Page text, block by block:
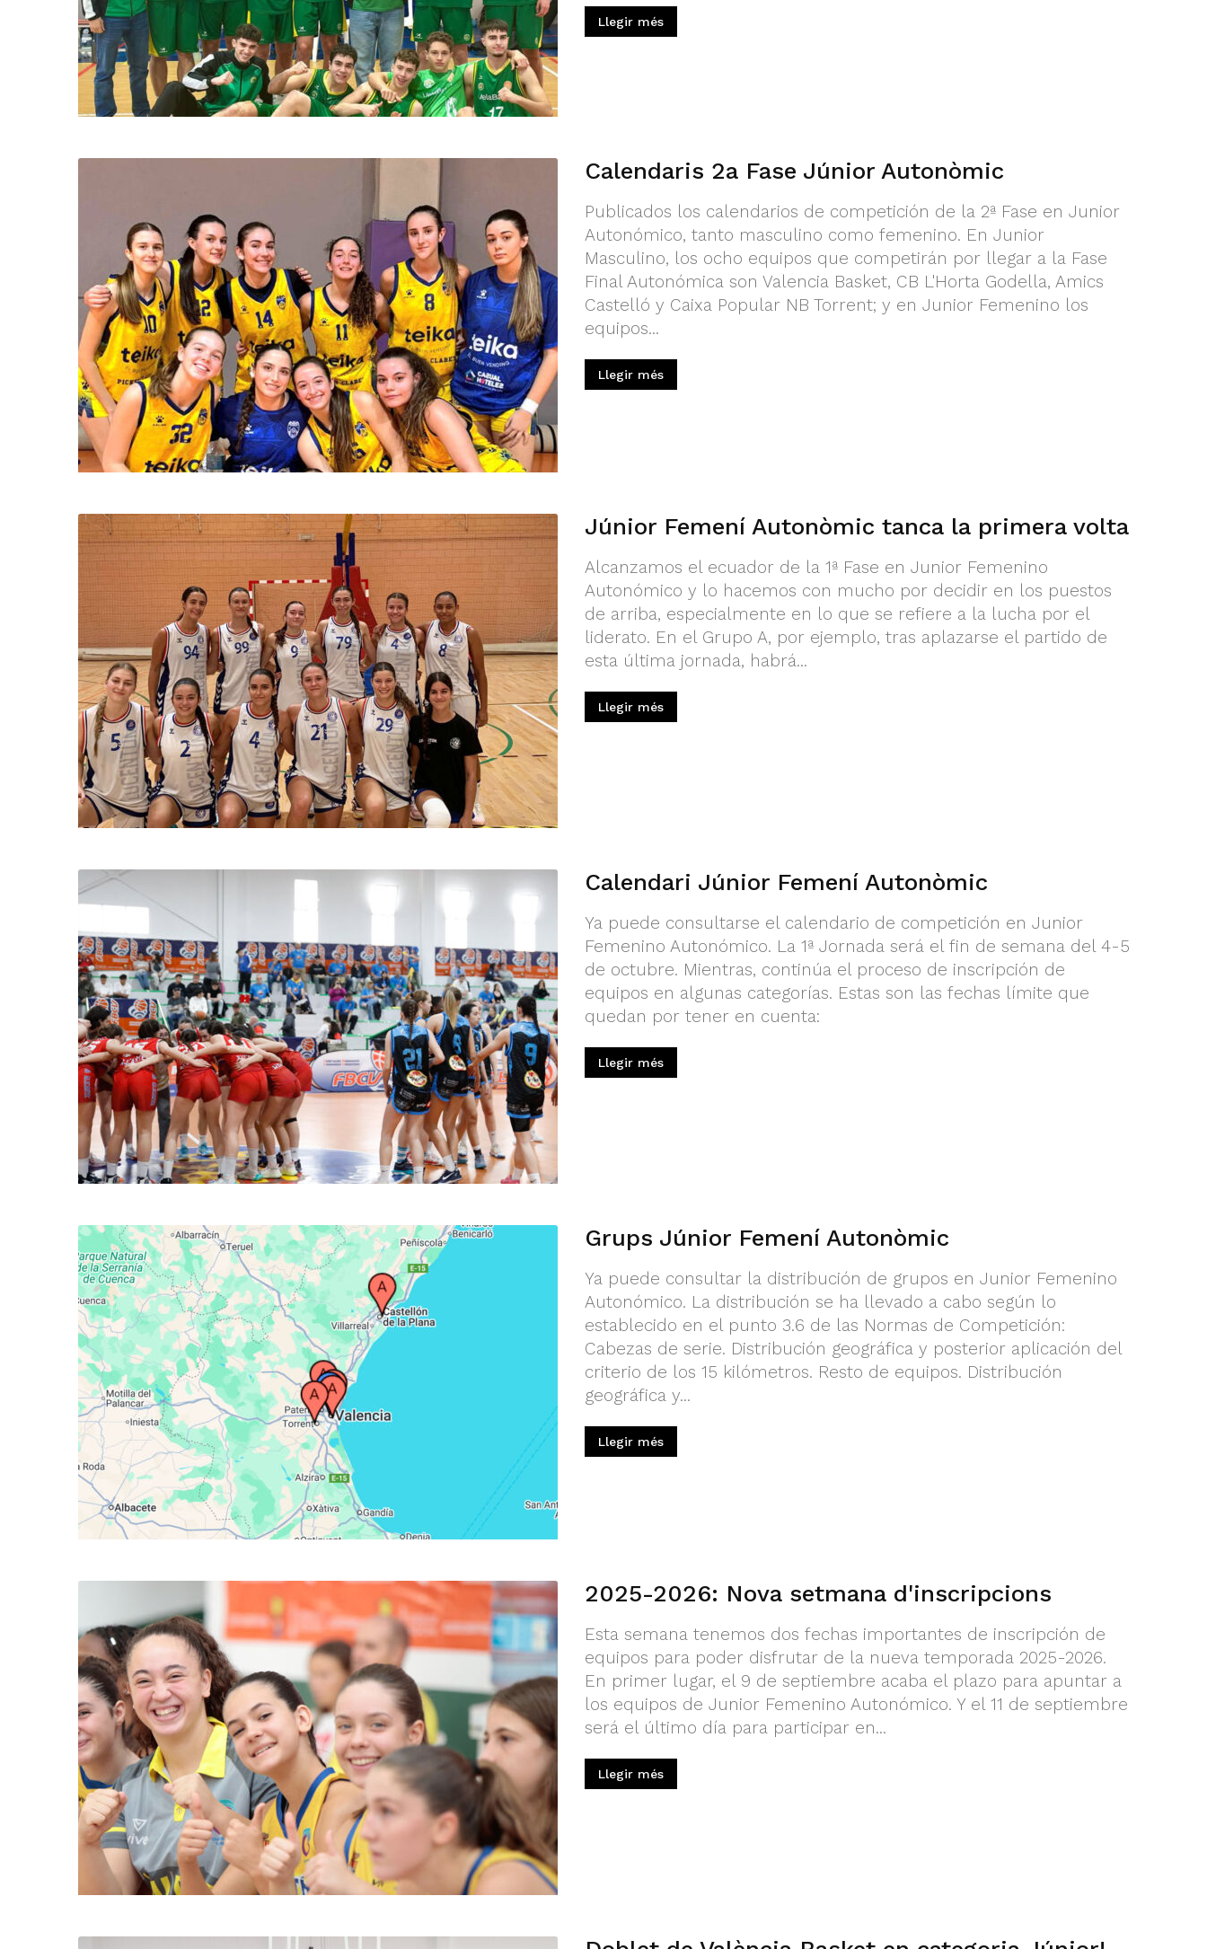
Llegir més
Calendaris 2a Fase Júnior Autonòmic
Publicados los calendarios de competición de la 2ª Fase en Junior
Autonómico, tanto masculino como femenino. En Junior
Masculino, los ocho equipos que competirán por llegar a la Fase
Final Autonómica son Valencia Basket, CB L'Horta Godella, Amics
Castelló y Caixa Popular NB Torrent; y en Junior Femenino los
equipos...
Llegir més
Júnior Femení Autonòmic tanca la primera volta
Alcanzamos el ecuador de la 1ª Fase en Junior Femenino
Autonómico y lo hacemos con mucho por decidir en los puestos
de arriba, especialmente en lo que se refiere a la lucha por el
liderato. En el Grupo A, por ejemplo, tras aplazarse el partido de
esta última jornada, habrá...
Llegir més
Calendari Júnior Femení Autonòmic
Ya puede consultarse el calendario de competición en Junior
Femenino Autonómico. La 1ª Jornada será el fin de semana del 4-5
de octubre. Mientras, continúa el proceso de inscripción de
equipos en algunas categorías. Estas son las fechas límite que
quedan por tener en cuenta:
Llegir més
Grups Júnior Femení Autonòmic
Ya puede consultar la distribución de grupos en Junior Femenino
Autonómico. La distribución se ha llevado a cabo según lo
establecido en el punto 3.6 de las Normas de Competición:
Cabezas de serie. Distribución geográfica y posterior aplicación del
criterio de los 15 kilómetros. Resto de equipos. Distribución
geográfica y...
Llegir més
2025-2026: Nova setmana d'inscripcions
Esta semana tenemos dos fechas importantes de inscripción de
equipos para poder disfrutar de la nueva temporada 2025-2026.
En primer lugar, el 9 de septiembre acaba el plazo para apuntar a
los equipos de Junior Femenino Autonómico. Y el 11 de septiembre
será el último día para participar en...
Llegir més